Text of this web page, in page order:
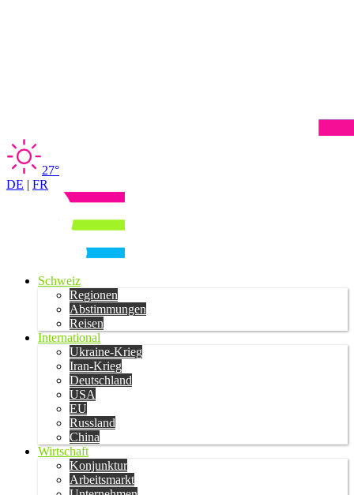
27°
DE | FR
Schweiz
Regionen
Abstimmungen
Reisen
International
Ukraine-Krieg
Iran-Krieg
Deutschland
USA
EU
Russland
China
Wirtschaft
Konjunktur
Arbeitsmarkt